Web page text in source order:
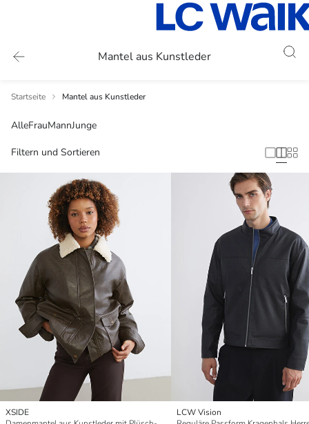
Mantel aus Kunstleder
Startseite Mantel aus Kunstleder
AlleFrauMannJunge
Filtern und Sortieren
XSIDE
LCW Vision